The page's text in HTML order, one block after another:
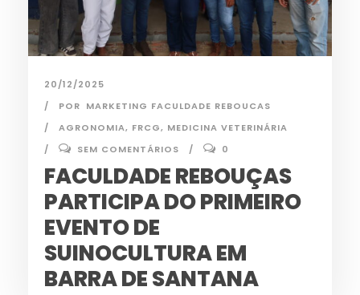
20/12/2025
POR MARKETING FACULDADE REBOUCAS
AGRONOMIA, FRCG, MEDICINA VETERINÁRIA
SEM COMENTÁRIOS
0
FACULDADE REBOUÇAS
PARTICIPA DO PRIMEIRO
EVENTO DE
SUINOCULTURA EM
BARRA DE SANTANA